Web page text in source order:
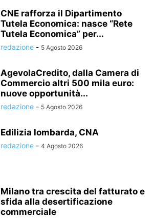
CNE rafforza il Dipartimento
Tutela Economica: nasce “Rete
Tutela Economica” per...
redazione - 5 Agosto 2026
AgevolaCredito, dalla Camera di
Commercio altri 500 mila euro:
nuove opportunità...
redazione - 5 Agosto 2026
Edilizia lombarda, CNA
redazione - 4 Agosto 2026
Milano tra crescita del fatturato e
sfida alla desertificazione
commerciale